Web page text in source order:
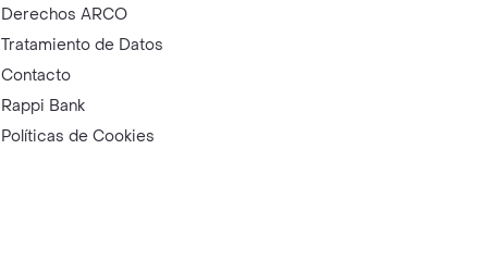
Derechos ARCO
Tratamiento de Datos
Contacto
Rappi Bank
Políticas de Cookies